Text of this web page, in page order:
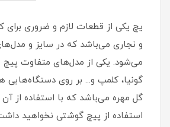
یچ یکی از قطعات لازم و ضروری برای
و نجاری می‌باشد که در سایز و
می‌شود. یکی از مدل‌های متفاوت پیچ
گونیا، کلمپ و... بر روی دستگاه‌هایی
گل مهره می‌باشد که با استفاده از آن
استفاده از پیچ گوشتی نخواهید